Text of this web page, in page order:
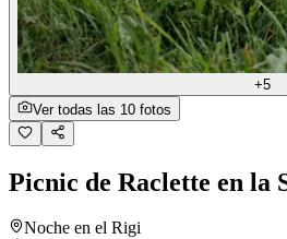
+5
Ver todas las 10 fotos
Picnic de Raclette en la
Noche en el Rigi